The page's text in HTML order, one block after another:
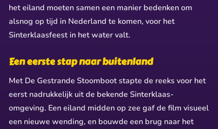
het eiland moeten samen een manier bedenken om
alsnog op tijd in Nederland te komen, voor het
Sinterklaasfeest in het water valt.
Een eerste stap naar buitenland
Met De Gestrande Stoomboot stapte de reeks voor het
eerst nadrukkelijk uit de bekende Sinterklaas-
omgeving. Een eiland midden op zee gaf de film visueel
een nieuwe wending, en bouwde een brug naar het